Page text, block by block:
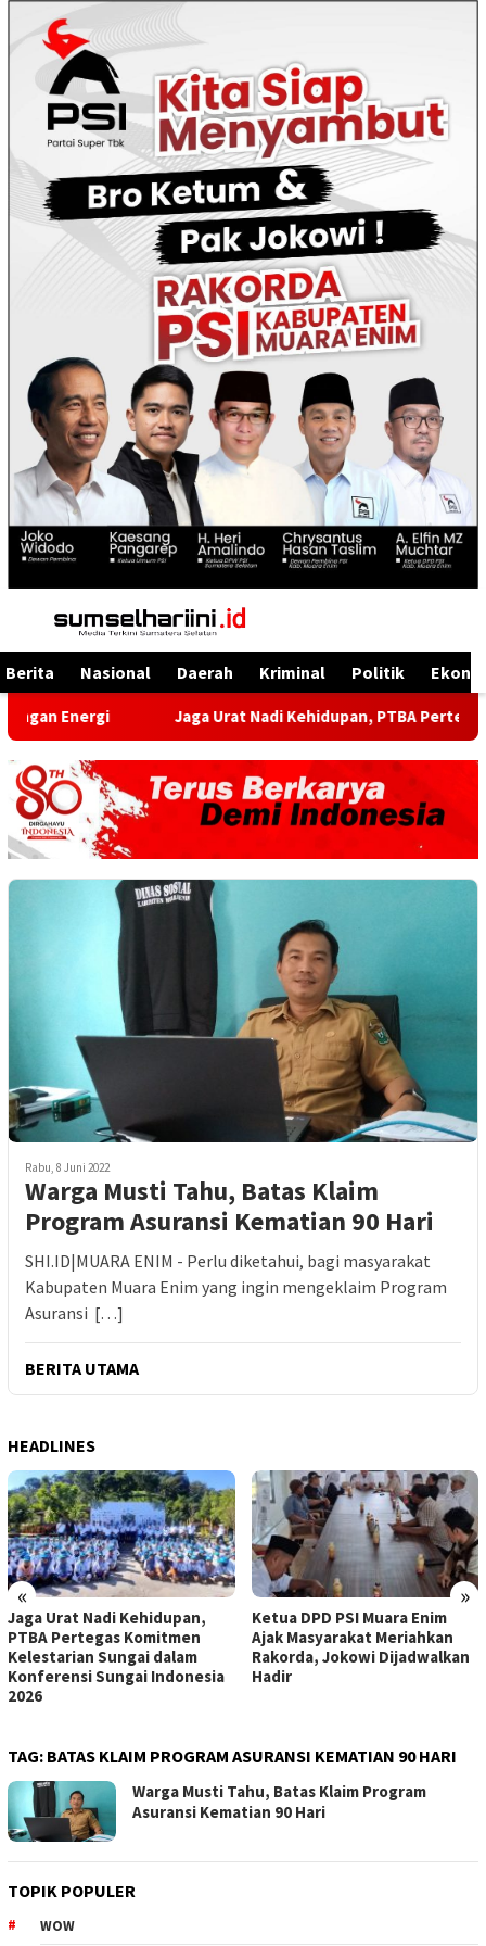
Menu
Mobile
Berita Nasional Daerah Kriminal Politik
Jaga Urat Nadi Kehidupan, PTBA Pertegas
Rabu, 8 Juni 2022
Warga Musti Tahu, Batas Klaim
Program Asuransi Kematian 90 Hari
SHI.ID|MUARA ENIM - Perlu diketahui, bagi masyarakat
Kabupaten Muara Enim yang ingin mengeklaim Program
Asuransi […]
BERITA UTAMA
HEADLINES
« »
Jaga Urat Nadi Kehidupan,
PTBA Pertegas Komitmen
Kelestarian Sungai dalam
Konferensi Sungai Indonesia
2026
Ketua DPD PSI Muara Enim
Ajak Masyarakat Meriahkan
Rakorda, Jokowi Dijadwalkan
Hadir
TAG: BATAS KLAIM PROGRAM ASURANSI KEMATIAN 90 HARI
Warga Musti Tahu, Batas Klaim Program
Asuransi Kematian 90 Hari
TOPIK POPULER
WOW